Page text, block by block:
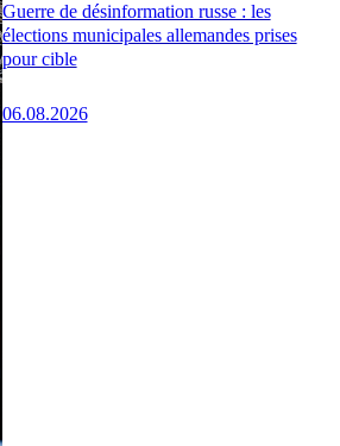
Guerre de désinformation russe : les
élections municipales allemandes prises
pour cible
06.08.2026